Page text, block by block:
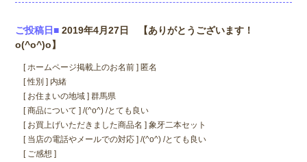
ご投稿日■ 2019年4月27日 【ありがとうございます！
o(^o^)o】
[ ホームページ掲載上のお名前 ] 匿名
[ 性別 ] 内緒
[ お住まいの地域 ] 群馬県
[ 商品について ] /(^o^) /とても良い
[ お買上げいただきました商品名 ] 象牙二本セット
[ 当店の電話やメールでの対応 ] /(^o^) /とても良い
[ ご感想 ]